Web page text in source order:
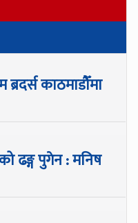
काठमाडौँमा
ढङ्ग पुगेन : मनिष